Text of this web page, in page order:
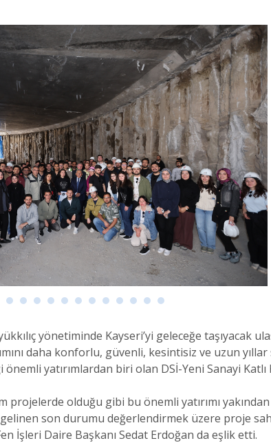
yönetiminde Kayseri’yi geleceğe taşıyacak
daha konforlu, güvenli, kesintisiz ve uzun
yatırımlardan biri olan DSİ-Yeni Sanayi Katlı
projelerde olduğu gibi bu önemli yatırımı
gelinen son durumu değerlendirmek üzere proje
İşleri Daire Başkanı Sedat Erdoğan da eşlik etti.